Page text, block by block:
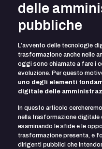
delle
pubbliche
L’avvento delle tecnologie
trasformazione anche nelle
oggi sono chiamate a fare i
evoluzione. Per questo
uno degli elementi
digitale delle
In questo articolo
nella trasformazione digitale
esaminando le sfide e le
trasformazione presenta, e
dirigenti pubblici che